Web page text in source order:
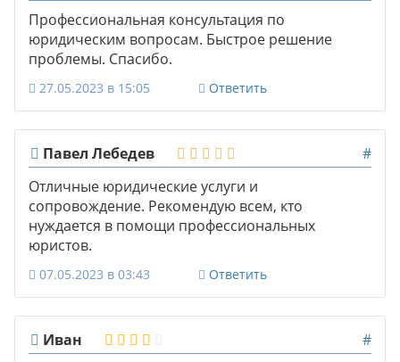
Профессиональная консультация по
юридическим вопросам. Быстрое решение
проблемы. Спасибо.
27.05.2023 в 15:05 Ответить
Павел Лебедев
#
Отличные юридические услуги и
сопровождение. Рекомендую всем, кто
нуждается в помощи профессиональных
юристов.
07.05.2023 в 03:43 Ответить
Иван
#